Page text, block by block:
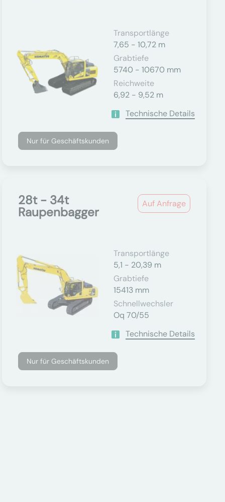
Transportlänge
7,65 - 10,72 m
Grabtiefe
5740 - 10670 mm
Reichweite
6,92 - 9,52 m
Technische Details
Nur für Geschäftskunden
Auf Anfrage
28t - 34t
Raupenbagger
Transportlänge
5,1 - 20,39 m
Grabtiefe
15413 mm
Schnellwechsler
Oq 70/55
Technische Details
Nur für Geschäftskunden